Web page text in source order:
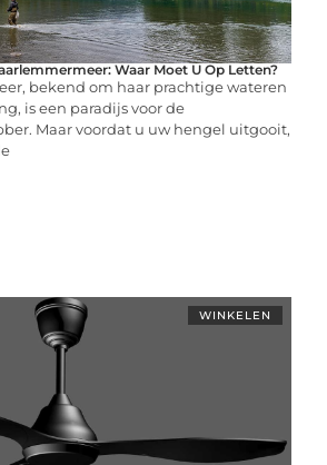
Waar Moet U Op Letten?
bekend om haar prachtige wateren
is een paradijs voor de
Maar voordat u uw hengel uitgooit,
WINKELEN